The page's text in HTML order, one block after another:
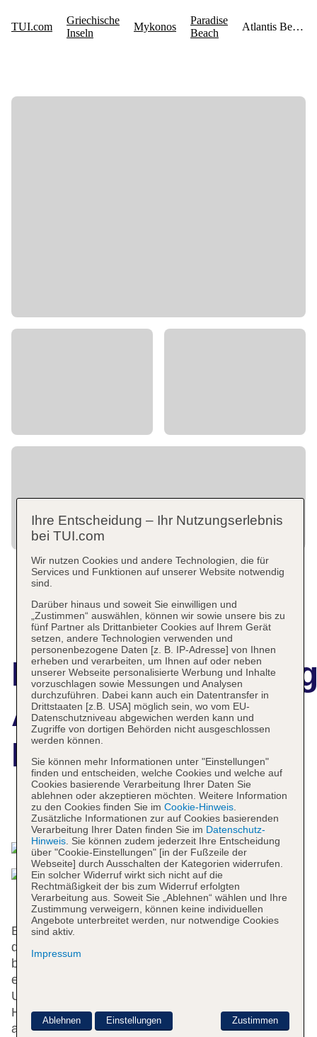
Atlantis Beach
Residence
Das bietet Ihre Unterkunft
Englisch- und französischsprachiges Personal an
der Rezeption im Empfangsbereich steht zur Seite
beim Ein- und Auschecken. Die Einrichtung umfasst
eine Gepäckaufbewahrung und einen Safe. In der
Unterbringung steht WLAN zur Verfügung.
Hilfestellung bei der Buchung von Ausflügen wird
am Tourdesk geboten. Geschäfte sind ebenfalls
Ihre Entscheidung – Ihr Nutzungserlebnis
bei TUI.com
Wir nutzen Cookies und andere Technologien, die für
Services und Funktionen auf unserer Website notwendig
sind.
Darüber hinaus und soweit Sie einwilligen und
„Zustimmen“ auswählen, können wir sowie unsere bis zu
fünf Partner als Drittanbieter Cookies auf Ihrem Gerät
setzen, andere Technologien verwenden und
personenbezogene Daten [z. B. IP-Adresse] von Ihnen
erheben und verarbeiten, um Ihnen auf oder neben
unserer Webseite personalisierte Werbung und Inhalte
vorzuschlagen sowie Messungen und Analysen
durchzuführen. Dabei kann auch ein Datentransfer in
Drittstaaten [z.B. USA] möglich sein, wo vom EU-
Datenschutzniveau abgewichen werden kann und
Zugriffe von dortigen Behörden nicht ausgeschlossen
werden können.
Sie können mehr Informationen unter "Einstellungen"
finden und entscheiden, welche Cookies und welche auf
Cookies basierende Verarbeitung Ihrer Daten Sie
ablehnen oder akzeptieren möchten. Weitere Information
zu den Cookies finden Sie im Cookie-Hinweis.
Zusätzliche Informationen zur auf Cookies basierenden
Verarbeitung Ihrer Daten finden Sie im Datenschutz-
Hinweis. Sie können zudem jederzeit Ihre Entscheidung
über "Cookie-Einstellungen" [in der Fußzeile der
Webseite] durch Ausschalten der Kategorien widerrufen.
Ein solcher Widerruf wirkt sich nicht auf die
Rechtmäßigkeit der bis zum Widerruf erfolgten
Verarbeitung aus. Soweit Sie „Ablehnen“ wählen und Ihre
Zustimmung verweigern, können keine individuellen
Angebote unterbreitet werden, nur notwendige Cookies
sind aktiv.
Impressum
Zustimmen
Ablehnen Einstellungen